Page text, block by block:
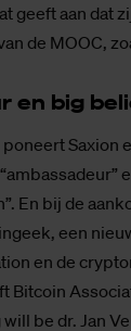
geeft aan dat
de MOOC,
en big
Saxion
En bij de
een
en de
Bitcoin
be dr. Jan